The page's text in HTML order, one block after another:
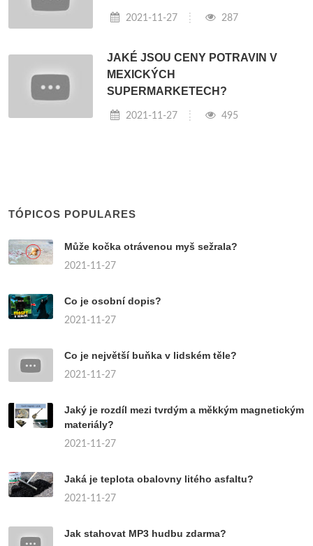
2021-11-27 287
JAKÉ JSOU CENY POTRAVIN V
MEXICKÝCH
SUPERMARKETECH?
2021-11-27 495
TÓPICOS POPULARES
Může kočka otrávenou myš sežrala?
2021-11-27
Co je osobní dopis?
2021-11-27
Co je největší buňka v lidském těle?
2021-11-27
Jaký je rozdíl mezi tvrdým a měkkým magnetickým
materiály?
2021-11-27
Jaká je teplota obalovny litého asfaltu?
2021-11-27
Jak stahovat MP3 hudbu zdarma?